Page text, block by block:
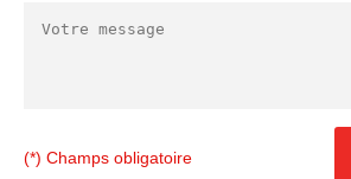
(*) Champs obligatoire